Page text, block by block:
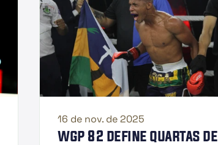
16 de nov. de 2025
wgp 82 define quartas de